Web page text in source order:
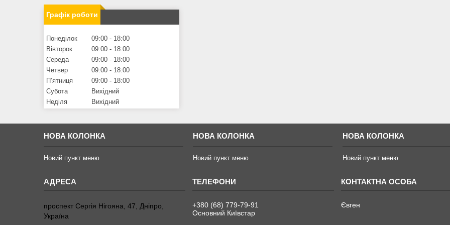
Графік роботи
Понеділок 09:00
18:00
Вівторок
09:00
18:00
Середа
09:00
18:00
Четвер
09:00
18:00
Пʼятниця
09:00
18:00
Субота
Вихідний
Неділя
Вихідний
НОВА КОЛОНКА
Новий пункт меню
НОВА КОЛОНКА
Новий пункт меню
НОВА КОЛОНКА
Новий пункт меню
проспект Сергія Нігояна, 47, Дніпро,
Україна
+380 (68) 779-79-91
Основний Київстар
Євген